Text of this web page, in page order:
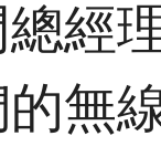
經
無